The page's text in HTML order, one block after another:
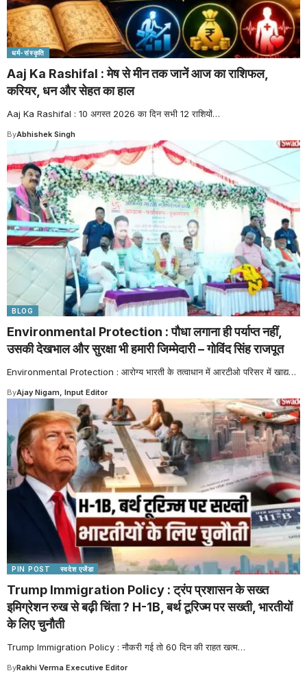
धर्म-संस्कृति
Aaj Ka Rashifal : मेष से मीन तक जानें आज का राशिफल,
करियर, धन और सेहत का हाल
Aaj Ka Rashifal : 10 अगस्त 2026 का दिन सभी 12 राशियों…
ByAbhishek Singh
BLOG
Environmental Protection : पौधा लगाना ही पर्याप्त नहीं,
उसकी देखभाल और सुरक्षा भी हमारी जिम्मेदारी – गोविंद सिंह राजपूत
Environmental Protection : आरोग्य भारती के तत्वाधान में आरटीओ परिसर में खाद्य…
ByAjay Nigam, Input Editor
PIN POST स्वदेश एजेंडा
Trump Immigration Policy : ट्रंप प्रशासन के सख्त
इमिग्रेशन रुख से बढ़ी चिंता ? H-1B, बर्थ टूरिज्म पर सख्ती, भारतीयों
के लिए चुनौती
Trump Immigration Policy : नौकरी गई तो 60 दिन की राहत खत्म…
ByRakhi Verma Executive Editor